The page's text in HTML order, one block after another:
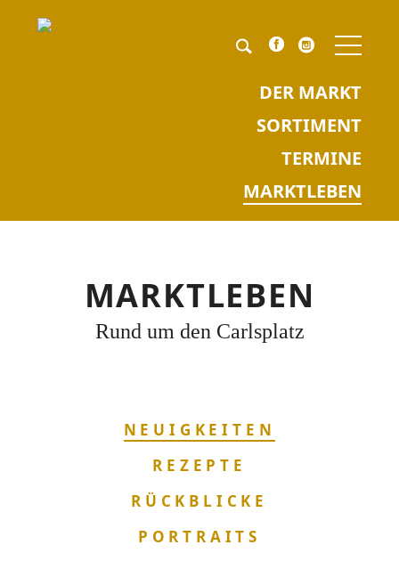
DER MARKT
SORTIMENT
TERMINE
MARKTLEBEN
Pflichtfeld
Keyword *
MARKTLEBEN
Rund um den Carlsplatz
NAVIGATION
ÜBERSPRINGEN
NEUIGKEITEN
REZEPTE
RÜCKBLICKE
PORTRAITS